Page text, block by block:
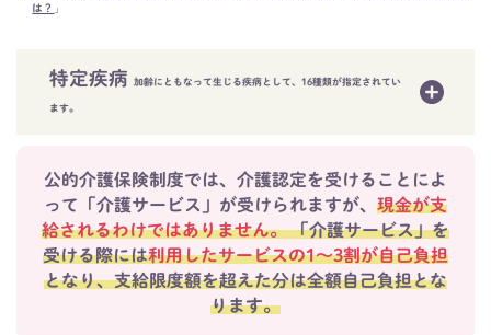
は？ 」
特定疾病加齢にともなって生じる疾病として、16種類が指定されてい
ます。
公的介護保険制度では、介護認定を受けることによ
って「介護サービス」が受けられますが、現金が支
給されるわけではありません。 「介護サービス」を
受ける際には利用したサービスの1～3割が自己負担
となり、支給限度額を超えた分は全額自己負担とな
ります。